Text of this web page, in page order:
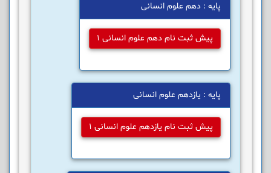
پایه : دهم علوم انسانی
پیش ثبت نام دهم علوم انسانی 1
پایه : یازدهم علوم انسانی
پیش ثبت نام یازدهم علوم انسانی 1